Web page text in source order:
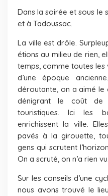
Dans la soirée et sous le
et à Tadoussac.
La ville est drôle.
étions au milieu de rien,
temps, comme toutes
d’une époque
déroutante, on a aimé
dénigrant le coût
touristiques. Ici les
enrichissent la ville.
pavés à la girouette,
gens qui scrutent
On a scruté, on n’a rien
Sur les conseils d’une
nous avons trouvé le